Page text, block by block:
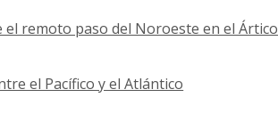
el remoto paso del Noroeste en el Ártico
el Pacífico y el Atlántico